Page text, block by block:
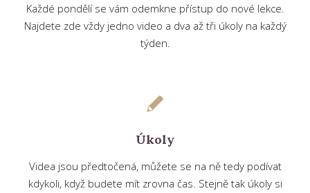
Každé pondělí se vám odemkne přístup do nové lekce.
Najdete zde vždy jedno video a dva až tři úkoly na každý
týden.
Úkoly
Videa jsou předtočená, můžete se na ně tedy podívat
kdykoli, když budete mít zrovna čas. Stejně tak úkoly si